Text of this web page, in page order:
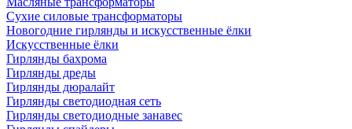
Сухие силовые трансформаторы
Новогодние гирлянды и искусственные ёлки
Искусственные ёлки
Гирлянды бахрома
Гирлянды дреды
Гирлянды дюралайт
Гирлянды светодиодная сеть
Гирлянды светодиодные занавес